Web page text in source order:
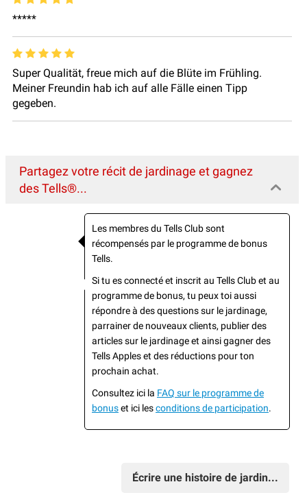
*****
Super Qualität, freue mich auf die Blüte im Frühling.
Meiner Freundin hab ich auf alle Fälle einen Tipp
gegeben.
Partagez votre récit de jardinage et gagnez
des Tells®...
Les membres du Tells Club sont
récompensés par le programme de bonus
Tells.
Si tu es connecté et inscrit au Tells Club et au
programme de bonus, tu peux toi aussi
répondre à des questions sur le jardinage,
parrainer de nouveaux clients, publier des
articles sur le jardinage et ainsi gagner des
Tells Apples et des réductions pour ton
prochain achat.
Consultez ici la FAQ sur le programme de
bonuset ici lesconditions de participation.
Écrire une histoire de jardin...